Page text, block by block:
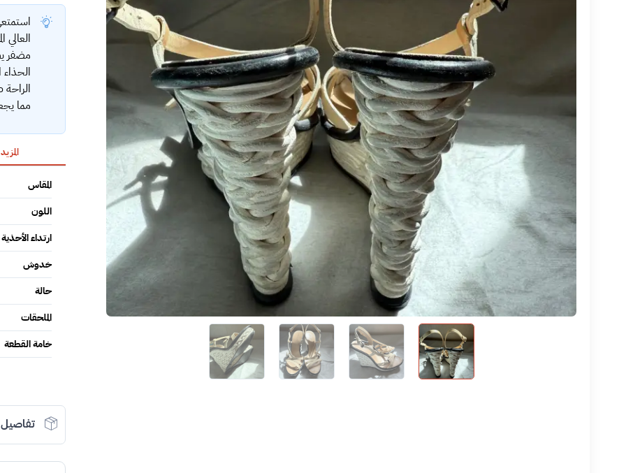
مما
المقاس
اللون
ارتداء الأحذية
خدوش
حالة
الملحقات
خامة القطعة